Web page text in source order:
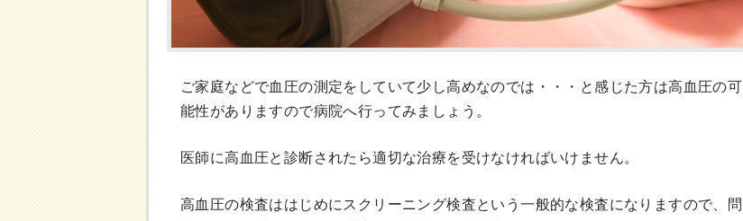
ご家庭などで血圧の測定をしていて少し高めなのでは・・・と感じた方は高血圧の可
能性がありますので病院へ行ってみましょう。
医師に高血圧と診断されたら適切な治療を受けなければいけません。
高血圧の検査ははじめにスクリーニング検査という一般的な検査になりますので、問